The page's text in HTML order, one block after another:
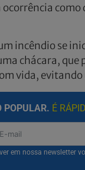
incêndio se
chácara, que
vida,
POPULAR. É
em nossa newsletter